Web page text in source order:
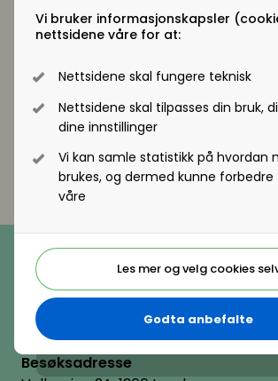
Vi bruker informasjonskapsler
nettsidene våre for at:
Nettsidene skal fungere teknisk
Nettsidene skal tilpasses din bruk,
dine innstillinger
Vi kan samle statistikk på hvordan
brukes, og dermed kunne
våre
Les mer og velg cookies
Godta anbefalte
Telefon
(+47) 22 11 11 22
E-post
hrnorge@hrnorge.no
Besøksadresse